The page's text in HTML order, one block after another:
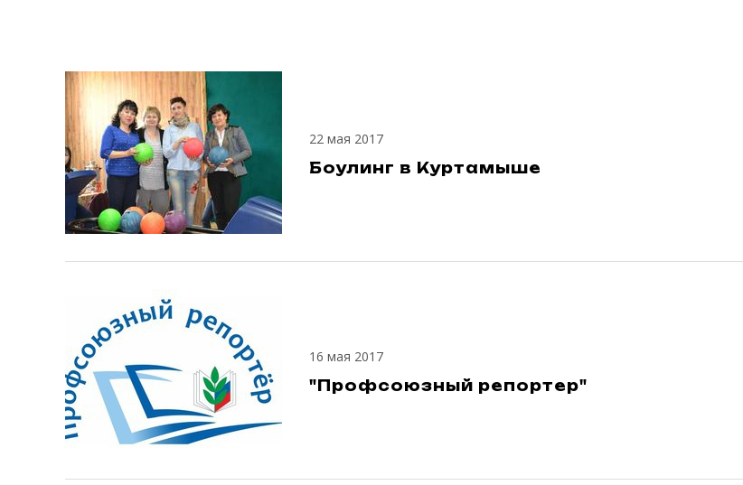
22 мая 2017
Боулинг в Куртамыше
16 мая 2017
"Профсоюзный репортер"